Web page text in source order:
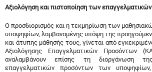
Αξιολόγηση και πιστοποίηση των
Ο προσδιορισμός και η τεκμηρίωση των
υποψηφίων, λαμβανομένης υπόψη της
και άτυπης μάθησής τους, γίνεται από
Αξιολόγησης Επαγγελματικών Προσόντων
αναλαμβάνουν επίσης τη διοργάνωση
επαγγελματικών προσόντων των υποψηφίων,